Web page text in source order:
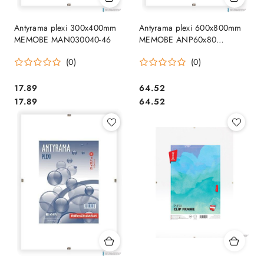
Antyrama plexi 300x400mm
MEMOBE MAN030040-46
(0)
Cena:
17.89
Cena:
17.89
Antyrama plexi 600x800mm
MEMOBE ANP60x80
(0)
Cena:
64.52
Cena:
64.52